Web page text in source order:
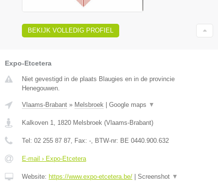
BEKIJK VOLLEDIG PROFIEL
Expo-Etcetera
Niet gevestigd in de plaats Blaugies en in de provincie
Henegouwen.
Vlaams-Brabant » Melsbroek | Google maps ▼
Kalkoven 1 1820 Melsbroek (Vlaams-Brabant)
Tel: 02 255 87 87 , Fax: - , BTW-nr: BE 0440.900.632
E-mail › Expo-Etcetera
Website: https://www.expo-etcetera.be/ | Screenshot ▼